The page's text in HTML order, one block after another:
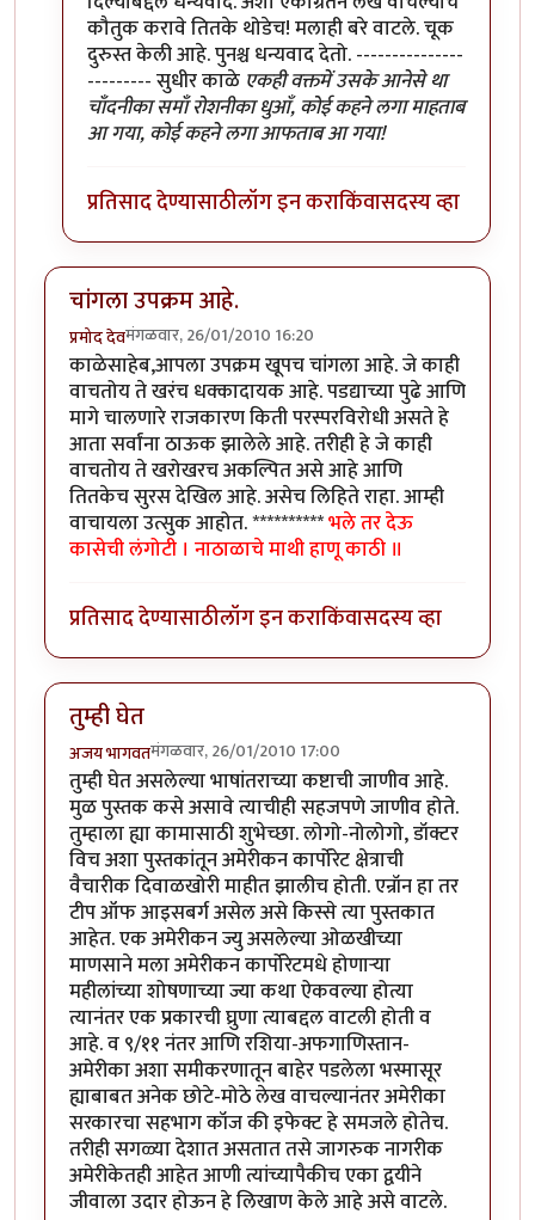
कौतुक करावे तितके थोडेच! मलाही बरे वाटले. चूक
दुरुस्त केली आहे. पुनश्च धन्यवाद देतो. ---------------
--------- सुधीर काळे एकही वक्तमें उसके आनेसे था
चाँदनीका समाँ रोशनीका धुआँ, कोई कहने लगा माहताब
आ गया, कोई कहने लगा आफताब आ गया!
प्रतिसाद देण्यासाठीलॉग इन कराकिंवासदस्य व्हा
चांगला उपक्रम आहे.
प्रमोद देवमंगळवार, 26/01/2010 16:20
काळेसाहेब,आपला उपक्रम खूपच चांगला आहे. जे काही
वाचतोय ते खरंच धक्कादायक आहे. पडद्याच्या पुढे आणि
मागे चालणारे राजकारण किती परस्परविरोधी असते हे
आता सर्वांना ठाऊक झालेले आहे. तरीही हे जे काही
वाचतोय ते खरोखरच अकल्पित असे आहे आणि
तितकेच सुरस देखिल आहे. असेच लिहिते राहा. आम्ही
वाचायला उत्सुक आहोत. **********भले तर देऊ
कासेची लंगोटी । नाठाळाचे माथी हाणू काठी ॥
प्रतिसाद देण्यासाठीलॉग इन कराकिंवासदस्य व्हा
तुम्ही घेत
अजय भागवतमंगळवार, 26/01/2010 17:00
तुम्ही घेत असलेल्या भाषांतराच्या कष्टाची जाणीव आहे.
मुळ पुस्तक कसे असावे त्याचीही सहजपणे जाणीव होते.
तुम्हाला ह्या कामासाठी शुभेच्छा. लोगो-नोलोगो, डॉक्टर
विच अशा पुस्तकांतून अमेरीकन कार्पोरेट क्षेत्राची
वैचारीक दिवाळखोरी माहीत झालीच होती. एन्रॉन हा तर
टीप ऑफ आइसबर्ग असेल असे किस्से त्या पुस्तकात
आहेत. एक अमेरीकन ज्यु असलेल्या ओळखीच्या
माणसाने मला अमेरीकन कार्पोरेटमधे होणार्‍या
महीलांच्या शोषणाच्या ज्या कथा ऐकवल्या होत्या
त्यानंतर एक प्रकारची घ्रुणा त्याबद्दल वाटली होती व
आहे. व ९/११ नंतर आणि रशिया-अफगाणिस्तान-
अमेरीका अशा समीकरणातून बाहेर पडलेला भस्मासूर
ह्याबाबत अनेक छोटे-मोठे लेख वाचल्यानंतर अमेरीका
सरकारचा सहभाग कॉज की इफेक्ट हे समजले होतेच.
तरीही सगळ्या देशात असतात तसे जागरुक नागरीक
अमेरीकेतही आहेत आणी त्यांच्यापैकीच एका द्वयीने
जीवाला उदार होऊन हे लिखाण केले आहे असे वाटले.